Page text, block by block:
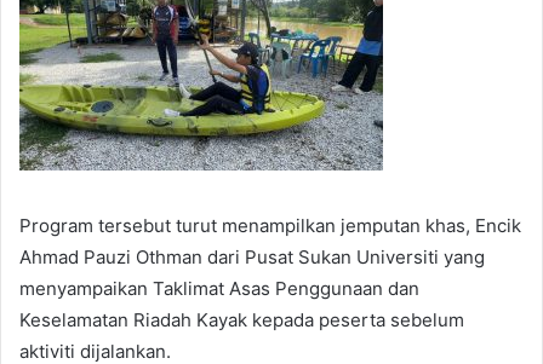
Program tersebut turut menampilkan jemputan khas, Encik
Ahmad Pauzi Othman dari Pusat Sukan Universiti yang
menyampaikan Taklimat Asas Penggunaan dan
Keselamatan Riadah Kayak kepada peserta sebelum
aktiviti dijalankan.